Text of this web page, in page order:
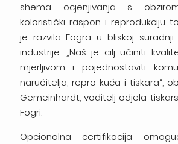
shema ocjenjivanja s
koloristički raspon i reprodukciju
je razvila Fogra u bliskoj
industrije. „Naš je cilj učiniti
mjerljivom i pojednostaviti
naručitelja, repro kuća i tiskara“,
Gemeinhardt, voditelj odjela
Fogri.
Opcionalna certifikacija